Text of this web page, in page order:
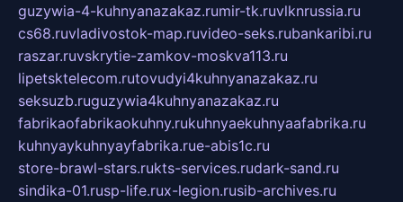
guzywia-4-kuhnyanazakaz.rumir-tk.ruvlknrussia.ru
cs68.ruvladivostok-map.ruvideo-seks.rubankaribi.ru
raszar.ruvskrytie-zamkov-moskva113.ru
lipetsktelecom.rutovudyi4kuhnyanazakaz.ru
seksuzb.ruguzywia4kuhnyanazakaz.ru
fabrikaofabrikaokuhny.rukuhnyaekuhnyaafabrika.ru
kuhnyaykuhnyayfabrika.rue-abis1c.ru
store-brawl-stars.rukts-services.rudark-sand.ru
sindika-01.rusp-life.rux-legion.rusib-archives.ru